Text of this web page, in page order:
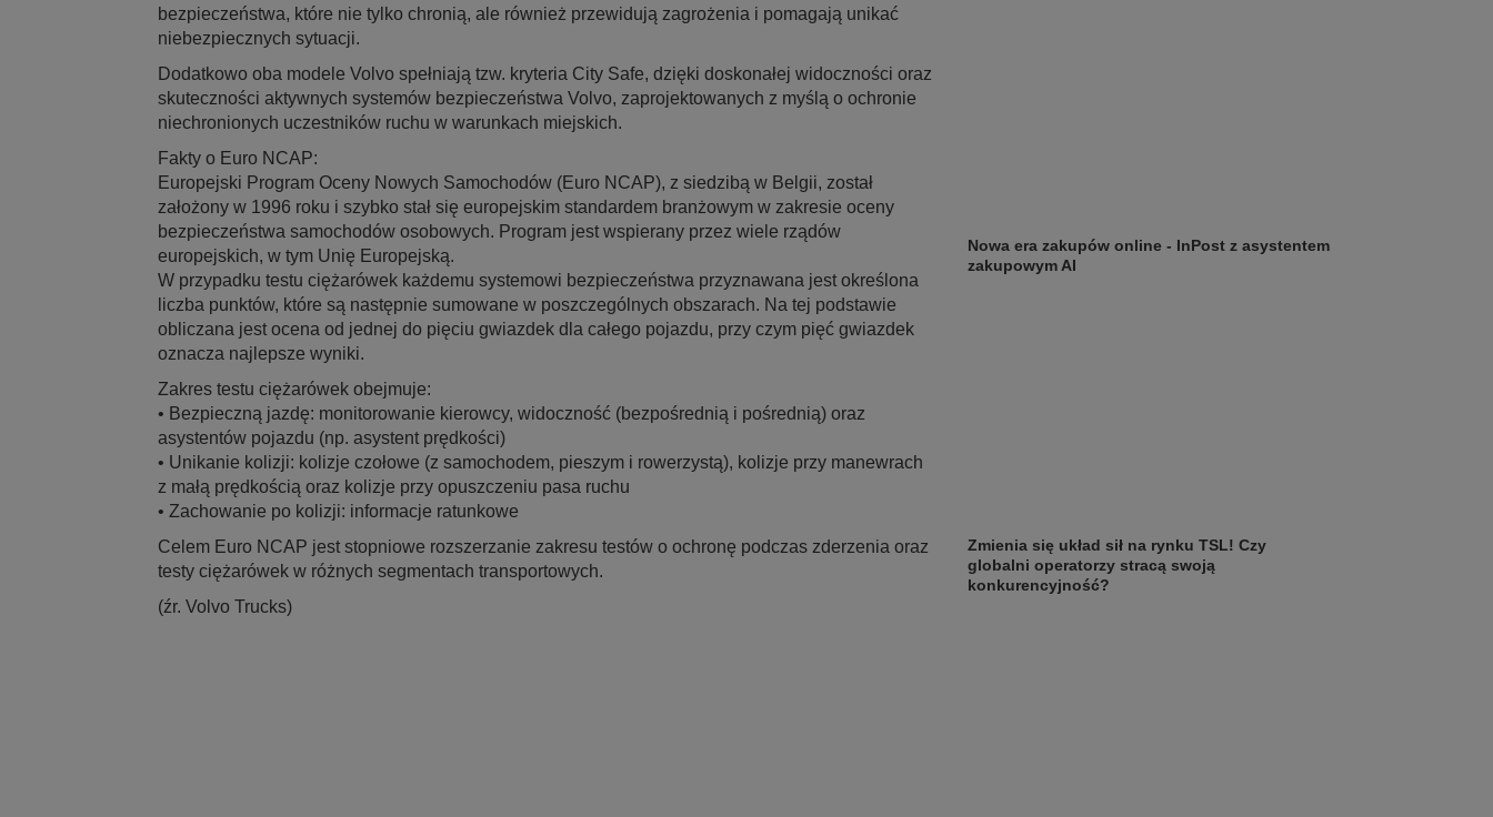
bezpieczeństwa, które nie tylko chronią, ale również przewidują zagrożenia i pomagają unikać
niebezpiecznych sytuacji.
Dodatkowo oba modele Volvo spełniają tzw. kryteria City Safe, dzięki doskonałej widoczności oraz
skuteczności aktywnych systemów bezpieczeństwa Volvo, zaprojektowanych z myślą o ochronie
niechronionych uczestników ruchu w warunkach miejskich.
Fakty o Euro NCAP:
Europejski Program Oceny Nowych Samochodów (Euro NCAP), z siedzibą w Belgii, został
założony w 1996 roku i szybko stał się europejskim standardem branżowym w zakresie oceny
bezpieczeństwa samochodów osobowych. Program jest wspierany przez wiele rządów
europejskich, w tym Unię Europejską.
W przypadku testu ciężarówek każdemu systemowi bezpieczeństwa przyznawana jest określona
liczba punktów, które są następnie sumowane w poszczególnych obszarach. Na tej podstawie
obliczana jest ocena od jednej do pięciu gwiazdek dla całego pojazdu, przy czym pięć gwiazdek
oznacza najlepsze wyniki.
Zakres testu ciężarówek obejmuje:
• Bezpieczną jazdę: monitorowanie kierowcy, widoczność (bezpośrednią i pośrednią) oraz
asystentów pojazdu (np. asystent prędkości)
• Unikanie kolizji: kolizje czołowe (z samochodem, pieszym i rowerzystą), kolizje przy manewrach
z małą prędkością oraz kolizje przy opuszczeniu pasa ruchu
• Zachowanie po kolizji: informacje ratunkowe
Celem Euro NCAP jest stopniowe rozszerzanie zakresu testów o ochronę podczas zderzenia oraz
testy ciężarówek w różnych segmentach transportowych.
(źr. Volvo Trucks)
Nowa era zakupów online - InPost z asystentem
zakupowym AI
Zmienia się układ sił na rynku TSL! Czy
globalni operatorzy stracą swoją
konkurencyjność?